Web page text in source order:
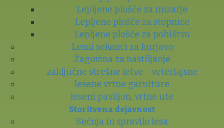
Lepljene plošče za mizarje
Lepljene plošče za stopnice
Lepljene plošče za pohištvo
Lesni sekanci za kurjavo
Žagovina za nastiljanje
zaključne strešne letve - veterlajsne
lesene vrtne garniture
leseni paviljon, vrtne ute
Storitvena dejavnost
Sečnja in spravilo lesa